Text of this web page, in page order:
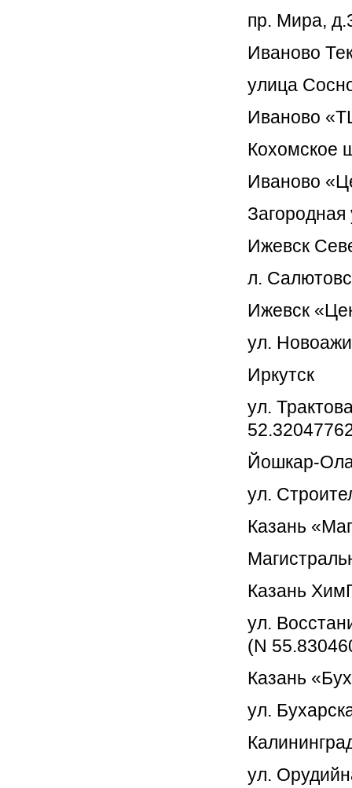
пр. Мира,
Иваново
улица
Иваново
Кохомское
Иваново
Ижевск
л.
Ижевск
ул.
Иркутск
ул.
Йошкар-
ул.
Казань
Казань
ул.
(N
Казань
ул.
ул.